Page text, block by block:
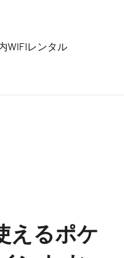
WIFIレンタル
えるポケ